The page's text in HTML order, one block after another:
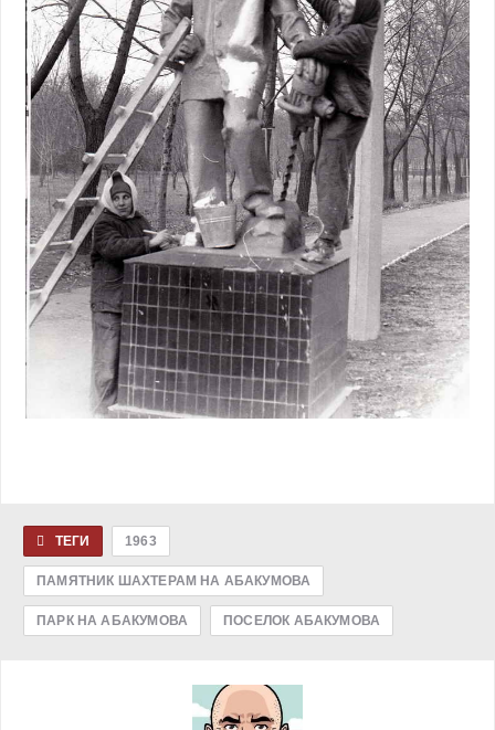
ТЕГИ 1963
ПАМЯТНИК ШАХТЕРАМ НА АБАКУМОВА
ПАРК НА АБАКУМОВА ПОСЕЛОК АБАКУМОВА